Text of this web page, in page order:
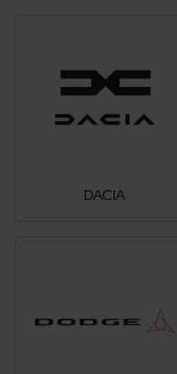
DACIA